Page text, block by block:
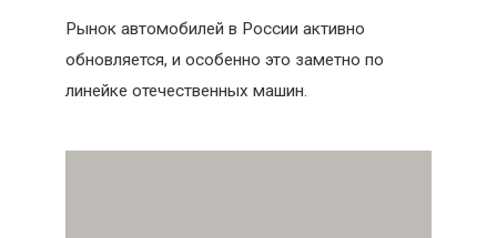
Рынок автомобилей в России активно
обновляется, и особенно это заметно по
линейке отечественных машин.